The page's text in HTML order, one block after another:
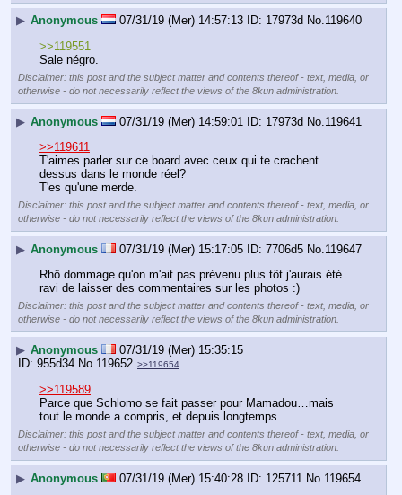
▶ Anonymous 07/31/19 (Mer) 14:57:13 17973d No.119640
>>119551
Sale négro.
Disclaimer: this post and the subject matter and contents thereof - text, media, or
otherwise - do not necessarily reflect the views of the 8kun administration.
▶ Anonymous 07/31/19 (Mer) 14:59:01 17973d No. 119641
>>119611
T'aimes parler sur ce board avec ceux qui te crachent
dessus dans le monde réel?
T'es qu'une merde.
Disclaimer: this post and the subject matter and contents thereof - text, media, or
otherwise - do not necessarily reflect the views of the 8kun administration.
▶ Anonymous 07/31/19 (Mer) 15:17:05 7706d5 No. 119647
Rhô dommage qu'on m'ait pas prévenu plus tôt j'aurais été
ravi de laisser des commentaires sur les photos :)
Disclaimer: this post and the subject matter and contents thereof - text, media, or
otherwise - do not necessarily reflect the views of the 8kun administration.
▶ Anonymous
07/31/19 (Mer) 15:35:15
955d34 No. 119652 >>119654
>>119589
Parce que Schlomo se fait passer pour Mamadou…mais
tout le monde a compris, et depuis longtemps.
Disclaimer: this post and the subject matter and contents thereof - text, media, or
otherwise - do not necessarily reflect the views of the 8kun administration.
▶ Anonymous 07/31/19 (Mer) 15:40:28 125711 No. 119654